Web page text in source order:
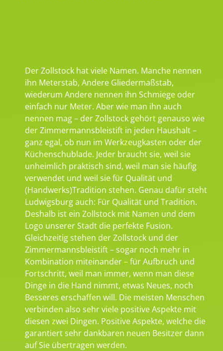
Der Zollstock hat viele Namen. Manche nennen
ihn Meterstab, Andere Gliedermaßstab,
wiederum Andere nennen ihn Schmiege oder
einfach nur Meter. Aber wie man ihn auch
nennen mag – der Zollstock gehört genauso wie
der Zimmermannsbleistift in jeden Haushalt –
ganz egal, ob nun im Werkzeugkasten oder der
Küchenschublade. Jeder braucht sie, weil sie
unheimlich praktisch sind, weil man sie häufig
verwendet und weil sie für Qualität und
(Handwerks)Tradition stehen. Genau dafür steht
Ludwigsburg auch: Für Qualität und Tradition.
Deshalb ist ein Zollstock mit Namen und dem
Logo unserer Stadt die perfekte Fusion.
Gleichzeitig stehen der Zollstock und der
Zimmermannsbleistift – sogar noch mehr in
Kombination miteinander – für Aufbruch und
Fortschritt, weil man immer, wenn man diese
Dinge in die Hand nimmt, etwas Neues, noch
Besseres erschaffen will. Die meisten Menschen
verbinden also sehr viele positive Aspekte mit
diesen zwei Dingen. Positive Aspekte, welche die
garantiert sehr dankbaren neuen Besitzer dann
auf Sie übertragen werden.